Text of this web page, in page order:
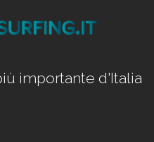
importante d'Italia